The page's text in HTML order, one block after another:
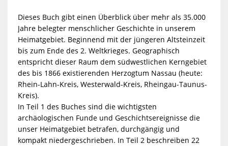
Dieses Buch gibt einen Überblick über mehr als 35.000
Jahre belegter menschlicher Geschichte in unserem
Heimatgebiet. Beginnend mit der jüngeren Altsteinzeit
bis zum Ende des 2. Weltkrieges. Geographisch
entspricht dieser Raum dem südwestlichen Kerngebiet
des bis 1866 existierenden Herzogtum Nassau (heute:
Rhein-Lahn-Kreis, Westerwald-Kreis, Rheingau-Taunus-
Kreis).
In Teil 1 des Buches sind die wichtigsten
archäologischen Funde und Geschichtsereignisse die
unser Heimatgebiet betrafen, durchgängig und
kompakt niedergeschrieben. In Teil 2 beschreiben 22